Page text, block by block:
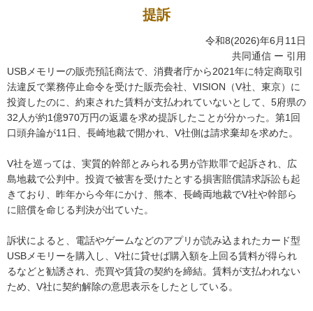
提訴
令和8(2026)年6月11日
共同通信 ー 引用
USBメモリーの販売預託商法で、消費者庁から2021年に特定商取引
法違反で業務停止命令を受けた販売会社、VISION（V社、東京）に
投資したのに、約束された賃料が支払われていないとして、5府県の
32人が約1億970万円の返還を求め提訴したことが分かった。第1回
口頭弁論が11日、長崎地裁で開かれ、V社側は請求棄却を求めた。
V社を巡っては、実質的幹部とみられる男が詐欺罪で起訴され、広
島地裁で公判中。投資で被害を受けたとする損害賠償請求訴訟も起
きており、昨年から今年にかけ、熊本、長崎両地裁でV社や幹部ら
に賠償を命じる判決が出ていた。
訴状によると、電話やゲームなどのアプリが読み込まれたカード型
USBメモリーを購入し、V社に貸せば購入額を上回る賃料が得られ
るなどと勧誘され、売買や賃貸の契約を締結。賃料が支払われない
ため、V社に契約解除の意思表示をしたとしている。